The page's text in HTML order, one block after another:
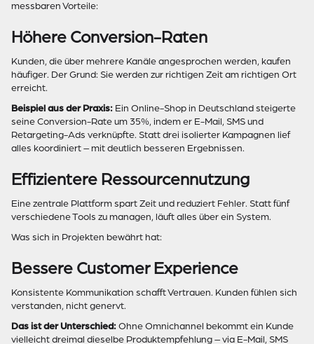
messbaren Vorteile:
Höhere Conversion-Raten
Kunden, die über mehrere Kanäle angesprochen werden, kaufen
häufiger. Der Grund: Sie werden zur richtigen Zeit am richtigen Ort
erreicht.
Beispiel aus der Praxis: Ein Online-Shop in Deutschland steigerte
seine Conversion-Rate um 35%, indem er E-Mail, SMS und
Retargeting-Ads verknüpfte. Statt drei isolierter Kampagnen lief
alles koordiniert – mit deutlich besseren Ergebnissen.
Effizientere Ressourcennutzung
Eine zentrale Plattform spart Zeit und reduziert Fehler. Statt fünf
verschiedene Tools zu managen, läuft alles über ein System.
Was sich in Projekten bewährt hat:
Bessere Customer Experience
Konsistente Kommunikation schafft Vertrauen. Kunden fühlen sich
verstanden, nicht genervt.
Das ist der Unterschied: Ohne Omnichannel bekommt ein Kunde
vielleicht dreimal dieselbe Produktempfehlung – via E-Mail, SMS